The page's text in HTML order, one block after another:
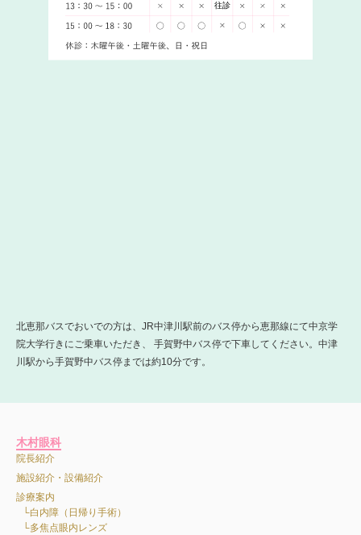
北恵那バスでおいでの方は、JR中津川駅前のバス停から恵那線にて中京学
院大学行きにご乗車いただき、 手賀野中バス停で下車してください。中津
川駅から手賀野中バス停までは約10分です。
木村眼科
院長紹介
施設紹介・設備紹介
診療案内
白内障（日帰り手術）
多焦点眼内レンズ